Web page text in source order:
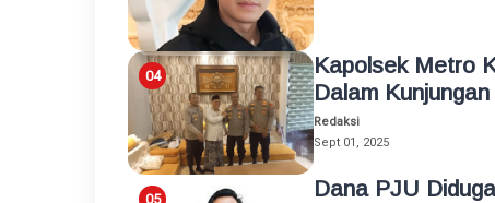
Kapolsek Metro
Dalam
Redaksi
Sept 01, 2025
Dana PJU